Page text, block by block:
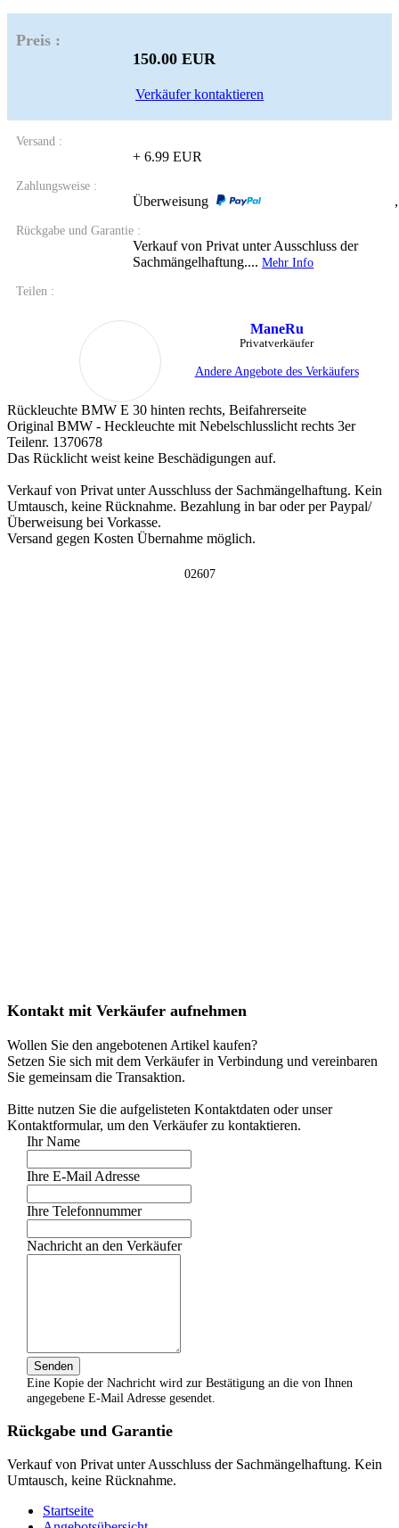
Preis
150.00 EUR
Verkäufer kontaktieren
Versand
+ 6.99 EUR
Zahlungsweise
Überweisung
Rückgabe und Garantie
Verkauf von Privat unter Ausschluss der
Sachmängelhaftung....Mehr Info
Teilen
ManeRu
Privatverkäufer
Andere Angebote des Verkäufers
Rückleuchte BMW E 30 hinten rechts, Beifahrerseite
Original BMW - Heckleuchte mit Nebelschlusslicht rechts 3er
Teilenr. 1370678
Das Rücklicht weist keine Beschädigungen auf.
Verkauf von Privat unter Ausschluss der Sachmängelhaftung. Kein
Umtausch, keine Rücknahme. Bezahlung in bar oder per Paypal/
Überweisung bei Vorkasse.
Versand gegen Kosten Übernahme möglich.
02607
Kontakt mit Verkäufer aufnehmen
Wollen Sie den angebotenen Artikel kaufen?
Setzen Sie sich mit dem Verkäufer in Verbindung und vereinbaren
Sie gemeinsam die Transaktion.
Bitte nutzen Sie die aufgelisteten Kontaktdaten oder unser
Kontaktformular, um den Verkäufer zu kontaktieren.
Ihr Name
Ihre E-Mail Adresse
Ihre Telefonnummer
Nachricht an den Verkäufer
Senden
Eine Kopie der Nachricht wird zur Bestätigung an die von Ihnen
angegebene E-Mail Adresse gesendet.
Rückgabe und Garantie
Verkauf von Privat unter Ausschluss der Sachmängelhaftung. Kein
Umtausch, keine Rücknahme.
Startseite